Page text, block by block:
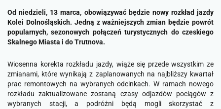
Od niedzieli, 13 marca, obowiązywać będzie nowy rozkład jazdy
Kolei Dolnośląskich. Jedną z ważniejszych zmian będzie powrót
popularnych, sezonowych połączeń turystycznych do czeskiego
Skalnego Miasta i do Trutnova.
Wiosenna korekta rozkładu jazdy, wiąże się przede wszystkim ze
zmianami, które wynikają z zaplanowanych na najbliższy kwartał
prac remontowych na wybranych odcinkach. W ramach nowego
rozkładu zaktualizowane zostaną czasy odjazdów pociągów z
wybranych stacji, a podróżni będą mogli skorzystać z